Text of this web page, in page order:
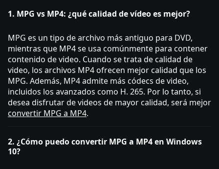
1. MPG vs MP4: ¿qué calidad de vídeo es mejor?
MPG es un tipo de archivo más antiguo para DVD,
mientras que MP4 se usa comúnmente para contener
contenido de video. Cuando se trata de calidad de
video, los archivos MP4 ofrecen mejor calidad que los
MPG. Además, MP4 admite más códecs de video,
incluidos los avanzados como H. 265. Por lo tanto, si
desea disfrutar de videos de mayor calidad, será mejor
convertir MPG a MP4.
2. ¿Cómo puedo convertir MPG a MP4 en Windows
10?